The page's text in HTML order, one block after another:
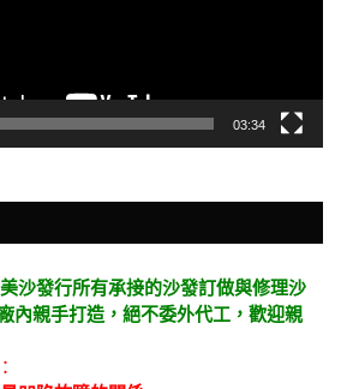
03:34
美沙發行所有承接的沙發訂做與修理沙
內親手打造，絕不委外代工，歡迎親